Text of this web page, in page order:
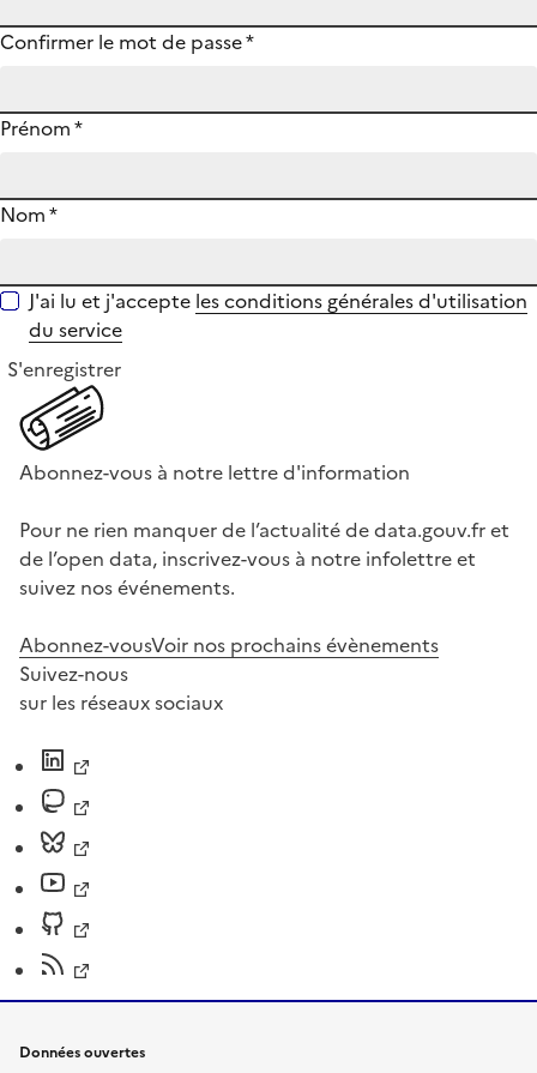
Confirmer le mot de passe*
Prénom*
Nom*
J'ai lu et j'accepte les conditions générales d'utilisation
du service
S'enregistrer
Abonnez-vous à notre lettre d'information
Pour ne rien manquer de l’actualité de data.gouv.fr et
de l’open data, inscrivez-vous à notre infolettre et
suivez nos événements.
Abonnez-vousVoir nos prochains évènements
Suivez-nous
sur les réseaux sociaux
Données ouvertes